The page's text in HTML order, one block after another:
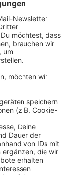
Platz drei der
für
sieht die
zu
dass
nächsten
in NRW
Die will
abschaffen.